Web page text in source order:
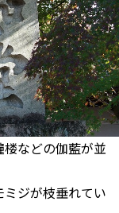
などの伽藍が並
ジが枝垂れてい